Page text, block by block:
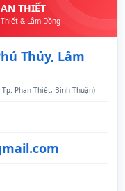
THIẾT
& Lâm Đồng
Thủy, Lâm
Tp. Phan Thiết, Bình Thuận)